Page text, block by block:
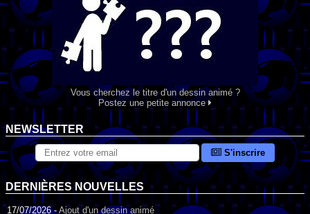
Vous cherchez le titre d'un dessin animé ?
Postez une petite annonce
NEWSLETTER
S'inscrire
DERNIÈRES NOUVELLES
17/07/2026 -Ajout d'un dessin animé